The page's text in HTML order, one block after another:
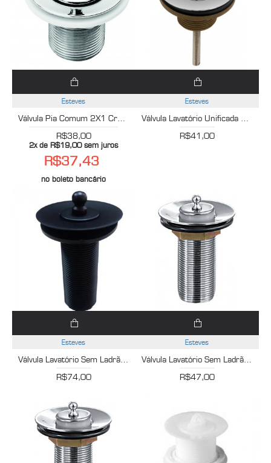
Esteves
Válvula Pia Comum 2X1 Cromado Esteves VVP212CWB
R$38,00
2x de R$19,00 sem juros
R$37,43
no boleto bancário
Esteves
Válvula Lavatório Unificada Cromado Esteves VVU001CWG
R$41,00
Esteves
Válvula Lavatório Sem Ladrão 2.3/8X1 Preto Fosco Esteves VVL216PWB
R$74,00
Esteves
Válvula Lavatório Sem Ladrão 2.3/8X1 Cromado Esteves VVL216CWG
R$47,00